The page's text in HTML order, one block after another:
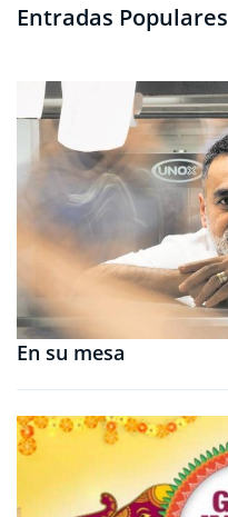
Entradas Populares
En su mesa